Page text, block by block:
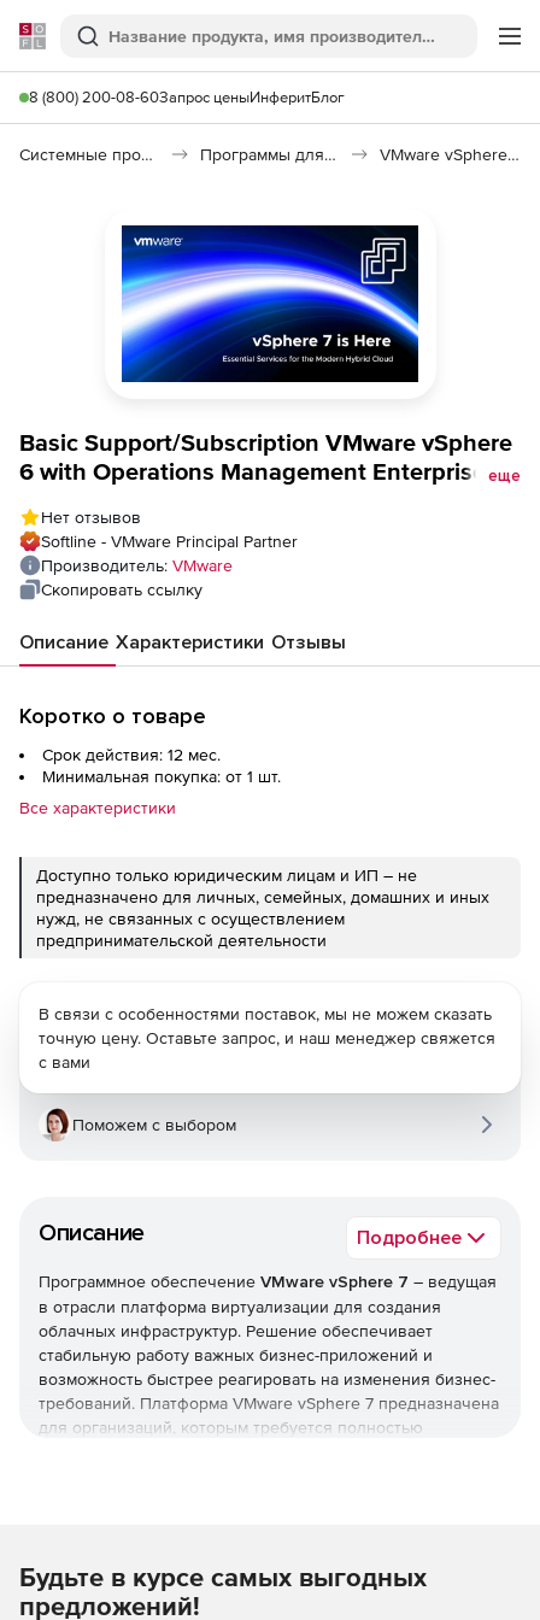
Softline
Поиск
8 (800) 200-08-60Запрос ценыИнферитБлог
Системные программы Программы для виртуализации VMware vSphere 7
Basic Support/Subscription VMware vSphere
6 with Operations Management Enterprise
еще
Нет отзывов
Softline - VMware Principal Partner
Производитель: VMware
Скопировать ссылку
Описание Характеристики Отзывы
Коротко о товаре
Срок действия: 12 мес.
Минимальная покупка: от 1 шт.
Все характеристики
Доступно только юридическим лицам и ИП – не
предназначено для личных, семейных, домашних и иных
нужд, не связанных с осуществлением
предпринимательской деятельности
Описание Подробнее
Программное обеспечение VMware vSphere 7 – ведущая
в отрасли платформа виртуализации для создания
облачных инфраструктур. Решение обеспечивает
стабильную работу важных бизнес-приложений и
возможность быстрее реагировать на изменения бизнес-
требований. Платформа VMware vSphere 7 предназначена
для организаций, которым требуется полностью
корпоративными активами.
В связи с особенностями поставок, мы не можем сказать
точную цену. Оставьте запрос, и наш менеджер свяжется
с вами
Поможем с выбором
Будьте в курсе самых выгодных
предложений!